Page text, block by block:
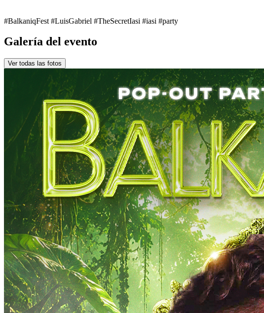
#BalkaniqFest #LuisGabriel #TheSecretIasi #iasi #party
Galería del evento
Ver todas las fotos